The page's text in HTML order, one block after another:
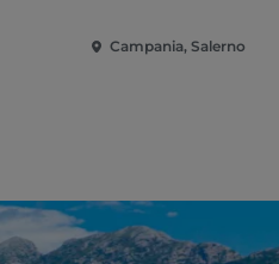
Campania, Salerno